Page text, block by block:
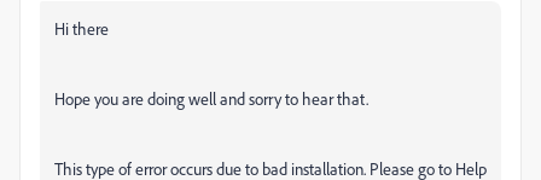
Hi there
Hope you are doing well and sorry to hear that.
This type of error occurs due to bad installation. Please go to Help